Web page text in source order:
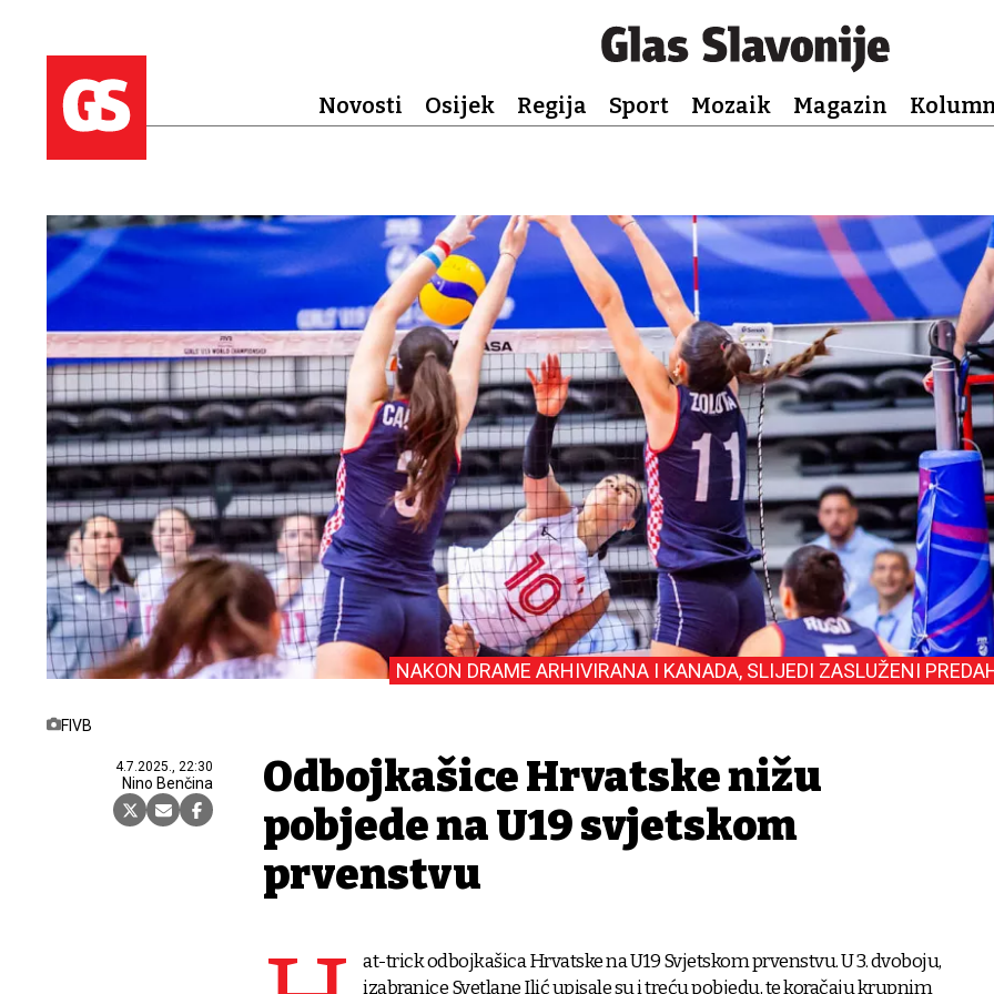
Novosti Osijek Regija Sport Mozaik Magazin
FIVB
4.7.2025., 22:30
Nino Benčina
NAKON DRAME ARHIVIRANA I KANADA, SLIJEDI ZASLUŽENI
Odbojkašice Hrvatske nižu
pobjede na U19 svjetskom
prvenstvu
at-trick odbojkašica Hrvatske na U19 Svjetskom prvenstvu. U 3. dvoboju,
izabranice Svetlane Ilić upisale su i treću pobjedu, te koračaju krupnim